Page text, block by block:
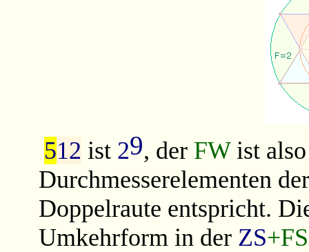
512 ist 29, der FWist
Durchmesserelementen
Doppelraute entspricht.
Umkehrform in der ZS+FS